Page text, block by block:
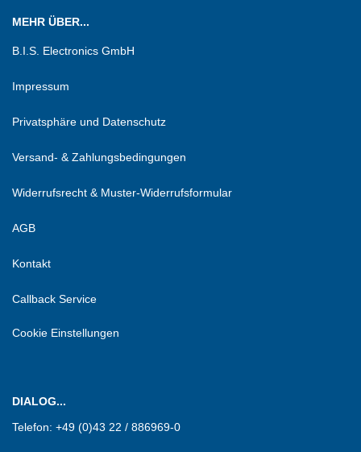
MEHR ÜBER...
B.I.S. Electronics GmbH
Impressum
Privatsphäre und Datenschutz
Versand- & Zahlungsbedingungen
Widerrufsrecht & Muster-Widerrufsformular
AGB
Kontakt
Callback Service
Cookie Einstellungen
DIALOG...
Telefon: +49 (0)43 22 / 886969-0